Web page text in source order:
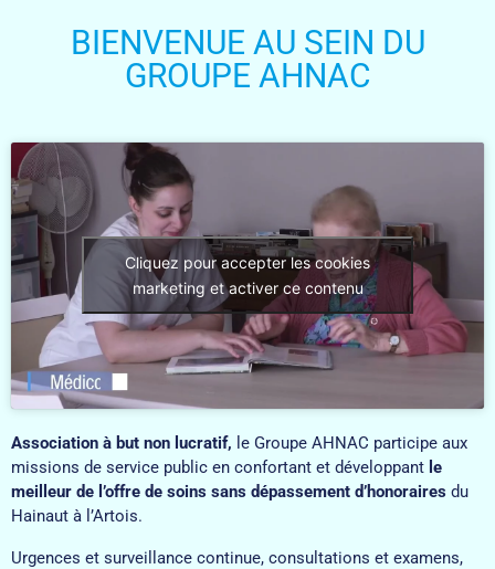
BIENVENUE AU SEIN DU
GROUPE AHNAC
Cliquez pour accepter les cookies
marketing et activer ce contenu
Association à but non lucratif, le Groupe AHNAC participe aux
missions de service public en confortant et développant le
meilleur de l’offre de soins sans dépassement d’honoraires du
Hainaut à l’Artois.
Urgences et surveillance continue, consultations et examens,